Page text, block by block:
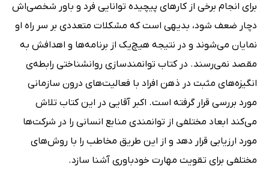
برای انجام برخی از کارهای پیچیده توانایی فرد و باور شخصی‌اش
دچار ضعف شود، بدیهی است که مشکلات متعددی بر سر راه او
نمایان می‌شوند و در نتیجه هیچ‌یک از برنامه‌ها و اهدافش به
مقصد نمی‌رسند. در کتاب توانمندسازی روانشناختی رابطه‌ی
انگیزه‌های مثبت در ذهن افراد با فعالیت‌های درون سازمانی
مورد بررسی قرار گرفته است. اکبر آقایی در این کتاب تلاش
می‌کند ابعاد مختلفی از توانمندی منابع انسانی را در شرکت‌ها
مورد ارزیابی قرار دهد و از این طریق مخاطب را با روش‌های
مختلفی برای تقویت مهارت خودباوری آشنا سازد.